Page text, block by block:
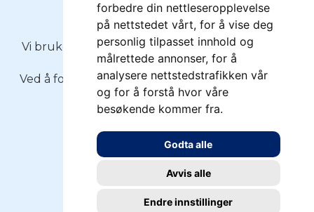
forbedre din nettleseropplevelse
på nettstedet vårt, for å vise deg
personlig tilpasset innhold og
målrettede annonser, for å
analysere nettstedstrafikken vår
og for å forstå hvor våre
besøkende kommer fra.
Godta alle
Avvis alle
Endre innstillinger
Copyright 2026 - Moss Havn KF
Vi bruker
informasjonskapsler(cookies) på moss-
havn.no
Ved å fortsette å bruke siden, forutsetter vi at du
samtykker.
Personvernserklæring
Oppdater cookies